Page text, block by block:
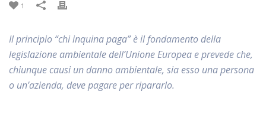
1
Il principio “chi inquina paga” è il fondamento della
legislazione ambientale dell’Unione Europea e prevede che,
chiunque causi un danno ambientale, sia esso una persona
o un’azienda, deve pagare per ripararlo.